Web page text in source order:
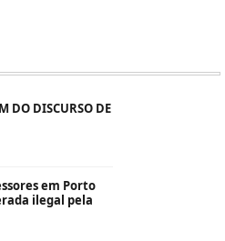
DO DISCURSO DE
em Porto
ilegal pela